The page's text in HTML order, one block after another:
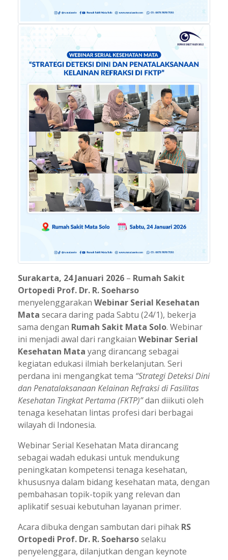
Surakarta, 24 Januari 2026 – Rumah Sakit
Ortopedi Prof. Dr. R. Soeharso
menyelenggarakan Webinar Serial Kesehatan
Mata secara daring pada Sabtu (24/1), bekerja
sama dengan Rumah Sakit Mata Solo. Webinar
ini menjadi awal dari rangkaian Webinar Serial
Kesehatan Mata yang dirancang sebagai
kegiatan edukasi ilmiah berkelanjutan. Seri
perdana ini mengangkat tema “Strategi Deteksi Dini
dan Penatalaksanaan Kelainan Refraksi di Fasilitas
Kesehatan Tingkat Pertama (FKTP)”dan diikuti oleh
tenaga kesehatan lintas profesi dari berbagai
wilayah di Indonesia.
Webinar Serial Kesehatan Mata dirancang
sebagai wadah edukasi untuk mendukung
peningkatan kompetensi tenaga kesehatan,
khususnya dalam bidang kesehatan mata, dengan
pembahasan topik-topik yang relevan dan
aplikatif sesuai kebutuhan layanan primer.
Acara dibuka dengan sambutan dari pihak RS
Ortopedi Prof. Dr. R. Soeharsoselaku
penyelenggara, dilanjutkan dengan keynote